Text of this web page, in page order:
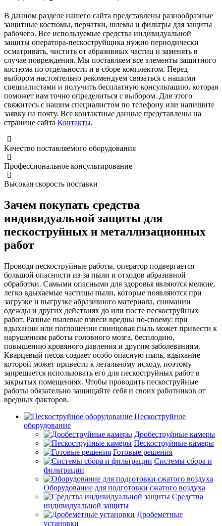
В данном разделе нашего сайта представлены разнообразные
защитные костюмы, перчатки, шлемы и фильтры для защиты
рабочего. Все используемые средства индивидуальной
защиты оператора-пескоструйщика нужно периодически
осматривать, чистить от абразивных частиц и заменять в
случае повреждения. Мы поставляем все элементы защитного
костюма по отдельности и в сборе комплектом. Перед
выбором настоятельно рекомендуем связаться с нашими
специалистами и получить бесплатную консультацию, которая
поможет вам точно определиться с выбором. Для этого
свяжитесь с нашим специалистом по телефону или напишите
заявку на почту. Все контактные данные представлены на
странице сайта Контакты.
Качество поставляемого оборудования
Профессиональное консультирование
Высокая скорость поставки
Зачем покупать средства
индивидуальной защиты для
пескоструйных и металлизационных
работ
Проводя пескоструйные работы, оператор подвергается
большой опасности из-за пыли и отходов абразивной
обработки. Самыми опасными для здоровья являются мелкие,
легко вдыхаемые частицы пыли, которые появляются при
загрузке и выгрузке абразивного материала, снимании
одежды и других действиях до или посте пескоструйных
работ. Разные пылевые взвеси вредны по-своему: при
вдыхании или поглощении свинцовая пыль может привести к
нарушениям работы головного мозга, бесплодию,
повышению кровяного давления и другим заболеваниям.
Кварцевый песок создает особо опасную пыль, вдыхание
которой может привести к летальному исходу, поэтому
запрещается использовать его для пескоструйных работ в
закрытых помещениях. Чтобы проводить пескоструйные
работы обязательно защищайте себя и своих работников от
вредных факторов.
Пескоструйное
оборудование
Дробеструйные камеры
Пескоструйные камеры
Готовые решения
Системы сбора и
фильтрации
Оборудование для подготовки сжатого воздуха
Средства
индивидуальной защиты
Дробеметные
установки